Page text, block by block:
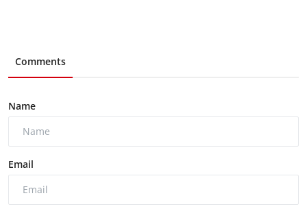
Comments
Name
Email